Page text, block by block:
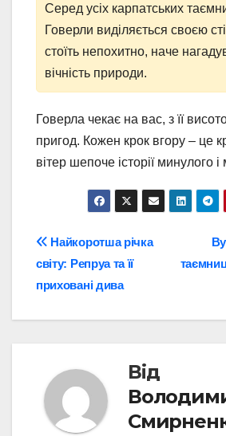
Серед усіх карпатських
Говерли виділяється своєю
стоїть непохитно, наче
вічність природи.
Говерла чекає на вас, з її
пригод. Кожен крок вгору – це
вітер шепоче історії минулого
Навігація
записів
Найкоротша річка
світу: Репруа та її
приховані дива
Від